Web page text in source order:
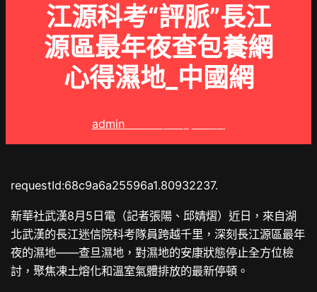
江源科考“評脈”長江
源區最年夜查包養網
心得濕地_中國網
admin
requestId:68c9a6a25596a1.80932237.
新華社武漢8月5日電（記者張陽、邱婧熠）近日，來自湖
北武漢的長江迷信院科考隊員跨越千里，深刻長江源區最年
夜的濕地——查旦濕地，對濕地的安康狀態停止全方位檢
討，聚焦凍土熔化和溫室氣體排放的最新停頓。